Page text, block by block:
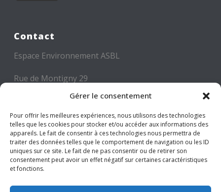
Gérer le consentement
Pour offrir les meilleures expériences, nous utilisons des technologies
telles que les cookies pour stocker et/ou accéder aux informations des
appareils. Le fait de consentir à ces technologies nous permettra de
traiter des données telles que le comportement de navigation ou les ID
uniques sur ce site. Le fait de ne pas consentir ou de retirer son
consentement peut avoir un effet négatif sur certaines caractéristiques
et fonctions.
Contact
Espace Environnement ASBL
Rue de Montigny 29
6000 CHARLEROI
Tél: +32 71 300 300
Mail: info@espace-environnement.be
TVA BE 0416.116.340